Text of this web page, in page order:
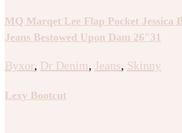
MQ Marqet Lee Flap Pocket Jessica
Jeans Bestowed Upon Dam 26″31
Byxor, Dr Denim, Jeans, Skinny
Lexy Bootcut